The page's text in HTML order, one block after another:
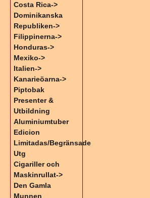
Costa Rica->
Dominikanska
Republiken->
Filippinerna->
Honduras->
Mexiko->
Italien->
Kanarieöarna->
Piptobak
Presenter &
Utbildning
Aluminiumtuber
Edicion
Limitadas/Begränsade
Utg
Cigariller och
Maskinrullat->
Den Gamla
Munnen